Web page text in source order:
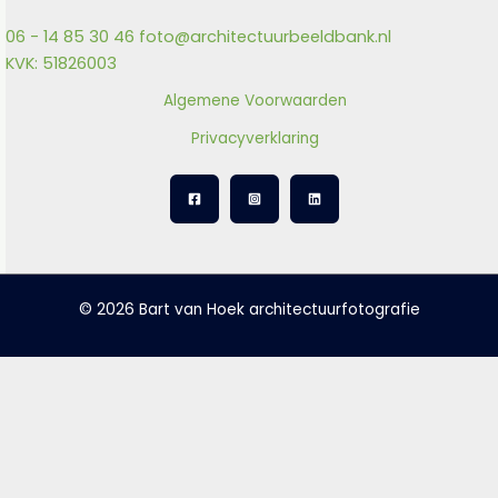
06 - 14 85 30 46 foto@architectuurbeeldbank.nl
KVK: 51826003
Algemene Voorwaarden
Privacyverklaring
© 2026 Bart van Hoek architectuurfotografie